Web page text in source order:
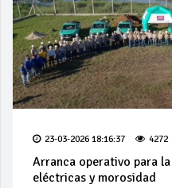
23-03-2026 18:16:37 4272
Arranca operativo para
eléctricas y morosidad